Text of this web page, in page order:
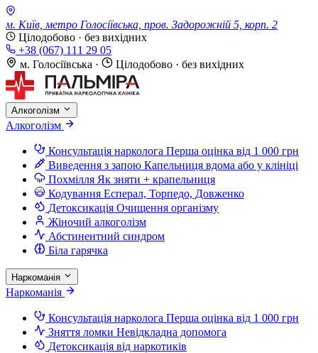
м. Київ, метро Голосіївська, пров. Задорожній 5, корп. 2
Цілодобово · без вихідних
+38 (067) 111 29 05
м. Голосіївська · Цілодобово · без вихідних
Алкоголізм
Алкоголізм
Консультація нарколога Перша оцінка від 1 000 грн
Виведення з запою Капельниця вдома або у клініці
Похмілля Як зняти + крапельниця
Кодування Есперал, Торпедо, Довженко
Детоксикація Очищення організму
Жіночий алкоголізм
Абстинентний синдром
Біла гарячка
Наркоманія
Наркоманія
Консультація нарколога Перша оцінка від 1 000 грн
Зняття ломки Невідкладна допомога
Детоксикація від наркотиків